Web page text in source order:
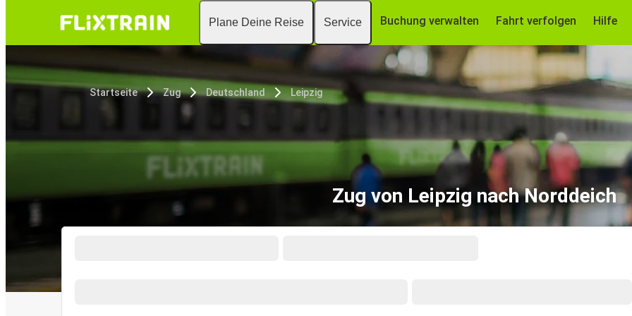
Plane Deine Reise Service Buchung verwalten Fahrt verfolgen Hilfe
Startseite Zug Deutschland Leipzig
Zug von Leipzig nach Norddeich